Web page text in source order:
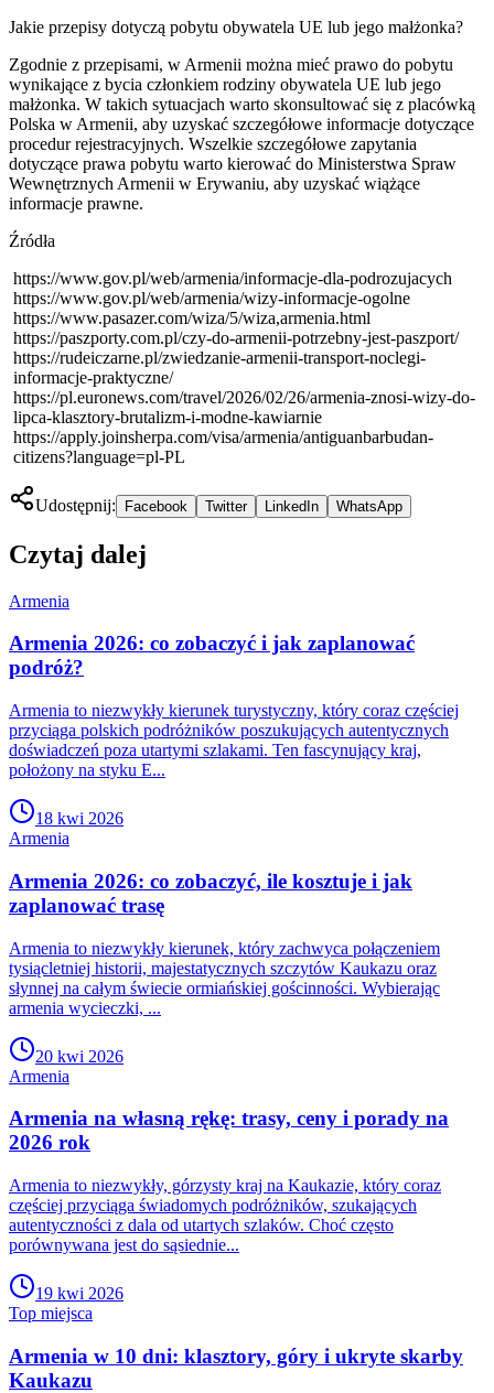
Jakie przepisy dotyczą pobytu obywatela UE lub jego małżonka?
Zgodnie z przepisami, w Armenii można mieć prawo do pobytu
wynikające z bycia członkiem rodziny obywatela UE lub jego
małżonka. W takich sytuacjach warto skonsultować się z placówką
Polska w Armenii, aby uzyskać szczegółowe informacje dotyczące
procedur rejestracyjnych. Wszelkie szczegółowe zapytania
dotyczące prawa pobytu warto kierować do Ministerstwa Spraw
Wewnętrznych Armenii w Erywaniu, aby uzyskać wiążące
informacje prawne.
Źródła
https://www.gov.pl/web/armenia/informacje-dla-podrozujacych
https://www.gov.pl/web/armenia/wizy-informacje-ogolne
https://www.pasazer.com/wiza/5/wiza,armenia.html
https://paszporty.com.pl/czy-do-armenii-potrzebny-jest-paszport/
https://rudeiczarne.pl/zwiedzanie-armenii-transport-noclegi-
informacje-praktyczne/
https://pl.euronews.com/travel/2026/02/26/armenia-znosi-wizy-do-
lipca-klasztory-brutalizm-i-modne-kawiarnie
https://apply.joinsherpa.com/visa/armenia/antiguanbarbudan-
citizens?language=pl-PL
Udostępnij: Facebook Twitter LinkedIn WhatsApp
Czytaj dalej
Armenia
Armenia 2026: co zobaczyć i jak zaplanować
podróż?
Armenia to niezwykły kierunek turystyczny, który coraz częściej
przyciąga polskich podróżników poszukujących autentycznych
doświadczeń poza utartymi szlakami. Ten fascynujący kraj,
położony na styku E...
18 kwi 2026
Armenia
Armenia 2026: co zobaczyć, ile kosztuje i jak
zaplanować trasę
Armenia to niezwykły kierunek, który zachwyca połączeniem
tysiącletniej historii, majestatycznych szczytów Kaukazu oraz
słynnej na całym świecie ormiańskiej gościnności. Wybierając
armenia wycieczki, ...
20 kwi 2026
Armenia
Armenia na własną rękę: trasy, ceny i porady na
2026 rok
Armenia to niezwykły, górzysty kraj na Kaukazie, który coraz
częściej przyciąga świadomych podróżników, szukających
autentyczności z dala od utartych szlaków. Choć często
porównywana jest do sąsiednie...
19 kwi 2026
Top miejsca
Armenia w 10 dni: klasztory, góry i ukryte skarby
Kaukazu